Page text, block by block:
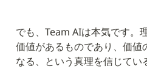
でも、Team AIは本気です。
価値があるものであり、価値
なる、という真理を信じてい